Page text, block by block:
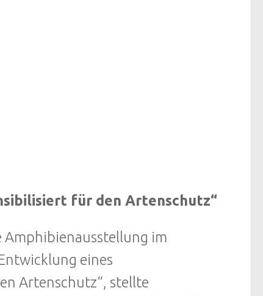
für den Artenschutz“
Amphibienausstellung im
eines
Artenschutz“, stellte